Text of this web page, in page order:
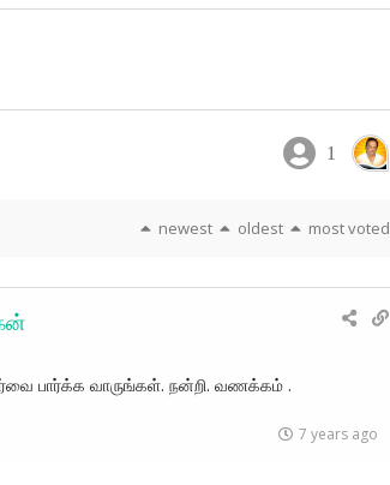
1
newest oldest most voted
பார்க்க வாருங்கள். நன்றி. வணக்கம் .
7 years ago